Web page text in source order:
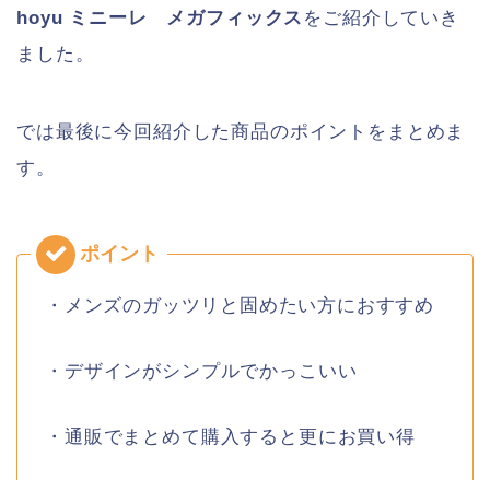
hoyu ミニーレ メガフィックス をご紹介していき
ました。
では最後に今回紹介した商品のポイントをまとめま
す。
・メンズのガッツリと固めたい方におすすめ
・デザインがシンプルでかっこいい
・通販でまとめて購入すると更にお買い得